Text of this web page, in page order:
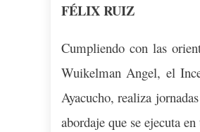
FÉLIX RUIZ
Cumpliendo con las
Wuikelman Angel, el
Ayacucho, realiza
abordaje que se ejecuta